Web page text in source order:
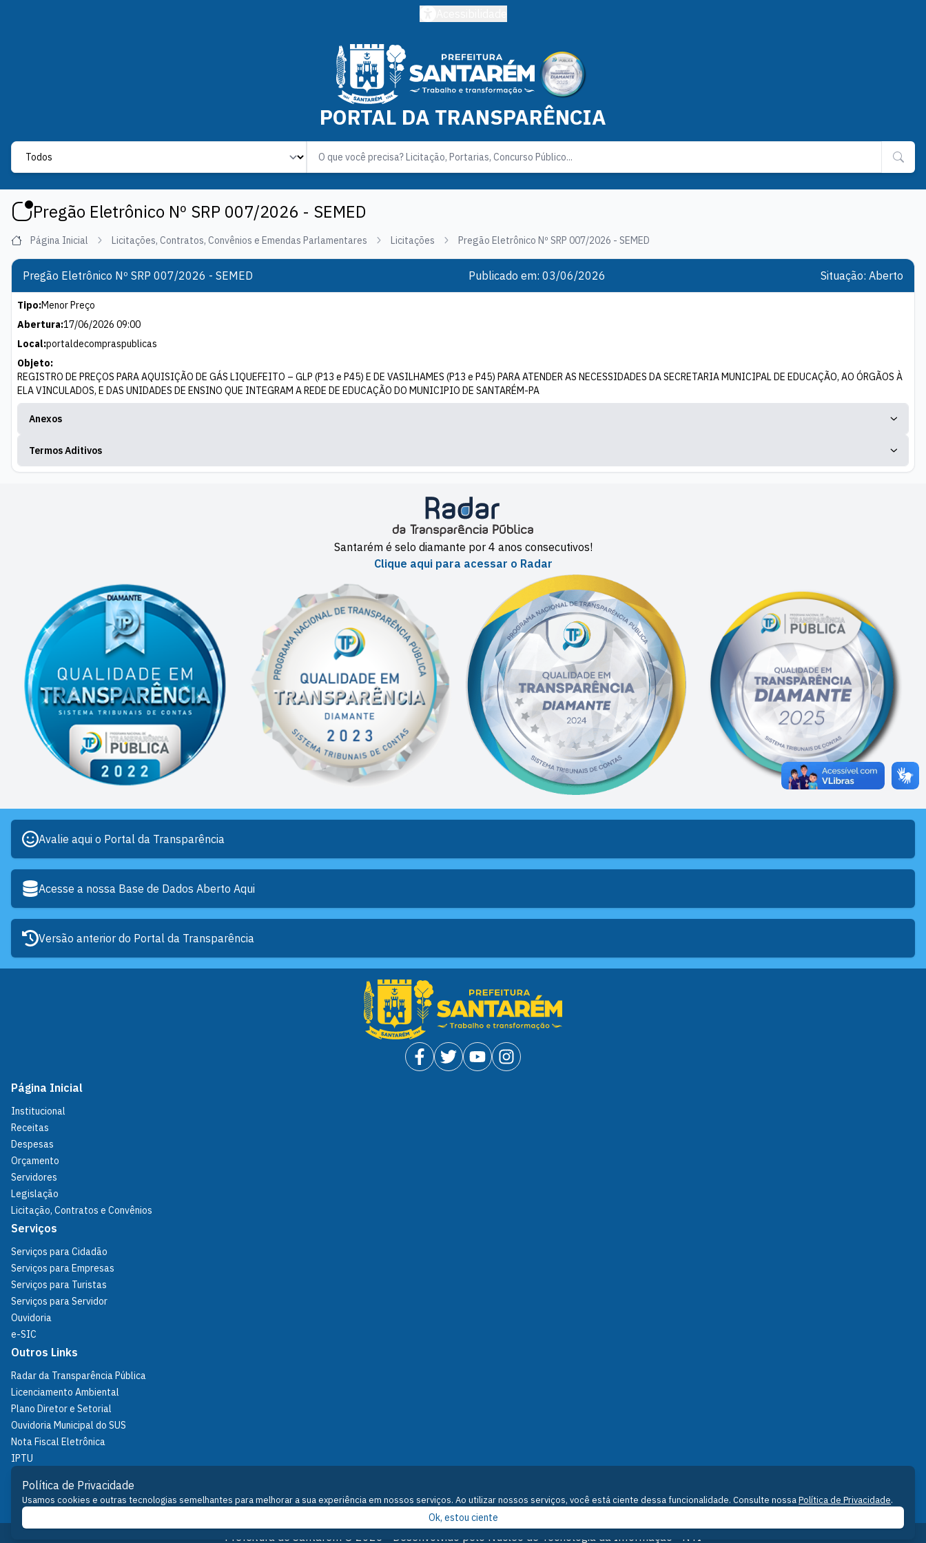
PORTAL DA TRANSPARÊNCIA
Label
Pregão Eletrônico Nº SRP 007/2026 - SEMED
Página Inicial Licitações, Contratos, Convênios e Emendas Parlamentares Licitações Pregão Eletrônico Nº SRP 007/2026 - SEMED
Pregão Eletrônico Nº SRP 007/2026 - SEMED Publicado em: 03/06/2026 Situação: Aberto
Tipo:Menor Preço
Abertura:17/06/2026 09:00
Local:portaldecompraspublicas
Objeto:
REGISTRO DE PREÇOS PARA AQUISIÇÃO DE GÁS LIQUEFEITO – GLP (P13 e P45) E DE VASILHAMES (P13 e P45) PARA ATENDER AS NECESSIDADES DA SECRETARIA MUNICIPAL DE EDUCAÇÃO, AO ÓRGÃOS À
ELA VINCULADOS, E DAS UNIDADES DE ENSINO QUE INTEGRAM A REDE DE EDUCAÇÃO DO MUNICIPIO DE SANTARÉM-PA
Anexos
Termos Aditivos
Santarém é selo diamante por 4 anos consecutivos!
Clique aqui para acessar o Radar
Avalie aqui o Portal da Transparência
Acesse a nossa Base de Dados Aberto Aqui
Versão anterior do Portal da Transparência
Página Inicial
Institucional
Receitas
Despesas
Orçamento
Servidores
Legislação
Licitação, Contratos e Convênios
Serviços
Serviços para Cidadão
Serviços para Empresas
Serviços para Turistas
Serviços para Servidor
Ouvidoria
e-SIC
Outros Links
Radar da Transparência Pública
Licenciamento Ambiental
Plano Diretor e Setorial
Ouvidoria Municipal do SUS
Nota Fiscal Eletrônica
IPTU
Fale Conosco
Prefeitura de Santarém © 2026 - Desenvolvido pelo Núcleo de Tecnologia da Informação - NTI
Política de Privacidade
Usamos cookies e outras tecnologias semelhantes para melhorar a sua experiência em nossos serviços. Ao utilizar nossos serviços, você está ciente dessa funcionalidade. Consulte nossaPolítica de Privacidade.
Ok, estou ciente